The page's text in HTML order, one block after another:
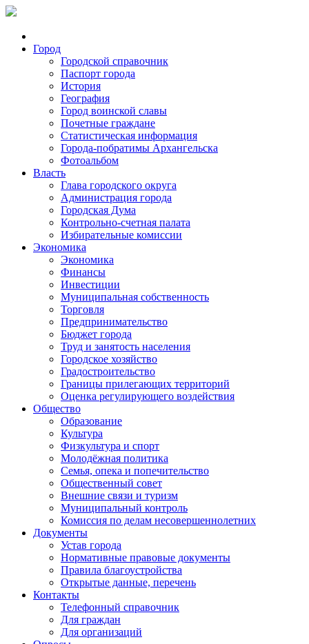
Город
Городской справочник
Паспорт города
История
География
Город воинской славы
Почетные граждане
Статистическая информация
Города-побратимы Архангельска
Фотоальбом
Власть
Глава городского округа
Администрация города
Городская Дума
Контрольно-счетная палата
Избирательные комиссии
Экономика
Экономика
Финансы
Инвестиции
Муниципальная собственность
Торговля
Предпринимательство
Бюджет города
Труд и занятость населения
Городское хозяйство
Градостроительство
Границы прилегающих территорий
Оценка регулирующего воздействия
Общество
Образование
Культура
Физкультура и спорт
Молодёжная политика
Семья, опека и попечительство
Общественный совет
Внешние связи и туризм
Муниципальный контроль
Комиссия по делам несовершеннолетних
Документы
Устав города
Нормативные правовые документы
Правила благоустройства
Открытые данные, перечень
Контакты
Телефонный справочник
Для граждан
Для организаций